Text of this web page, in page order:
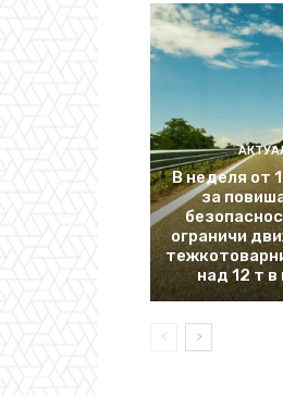
В неделя от
за
ограничи
над 12 т в